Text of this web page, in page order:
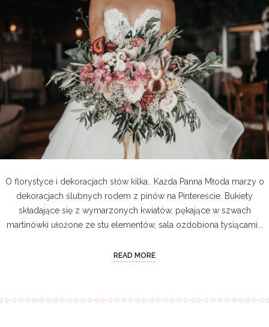
O florystyce i dekoracjach słów kilka.. Każda Panna Młoda marzy o
dekoracjach ślubnych rodem z pinów na Pintereście. Bukiety
składające się z wymarzonych kwiatów, pękające w szwach
martinówki ułożone ze stu elementów, sala ozdobiona tysiącami...
READ MORE